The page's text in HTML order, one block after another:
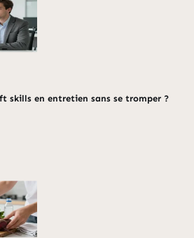
skills en entretien sans se tromper ?